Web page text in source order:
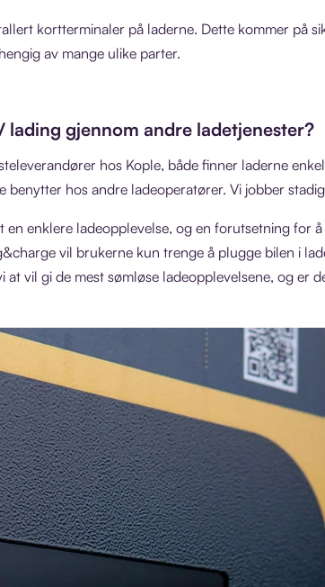
kortterminaler på laderne. Dette kommer på
av mange ulike parter.
gjennom andre ladetjenester?
hos Kople, både finner laderne
benytter hos andre ladeoperatører. Vi jobber
en enklere ladeopplevelse, og en forutsetning for
vil brukerne kun trenge å plugge bilen i
at vil gi de mest sømløse ladeopplevelsene, og er